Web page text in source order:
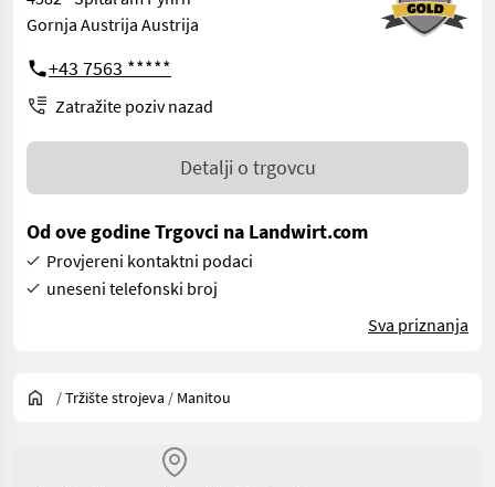
Gornja Austrija Austrija
+43 7563 *****
Zatražite poziv nazad
Detalji o trgovcu
Od ove godine Trgovci na Landwirt.com
Provjereni kontaktni podaci
uneseni telefonski broj
Sva priznanja
/Tržište strojeva / Manitou